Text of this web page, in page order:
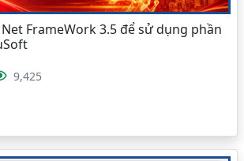
FrameWork 3.5 để sử dụng phần
9,425